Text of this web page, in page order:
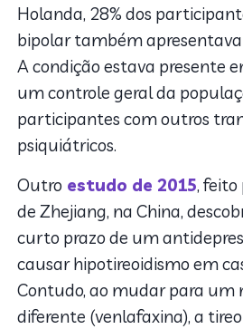
Holanda, 28% dos
bipolar também
A condição estava presente
um controle geral da
participantes com outros
psiquiátricos.
Outro estudo de 2015, feito
de Zhejiang, na China,
curto prazo de um
causar hipotireoidismo em
Contudo, ao mudar para um
diferente (venlafaxina), a